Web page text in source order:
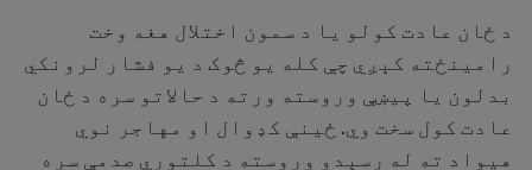
د ځان عادت کولو يا د سمون اختلال هغه وخت
رامينځته کېږي چې کله یو څوک د يو فشار لرونکي
بدلون یا پیښې وروسته ورته د حالاتو سره د ځان
عادت کول سخت وي. ځینې کډوال او مهاجر نوي
هیواد ته له رسېدو وروسته د کلتوري صدمې سره